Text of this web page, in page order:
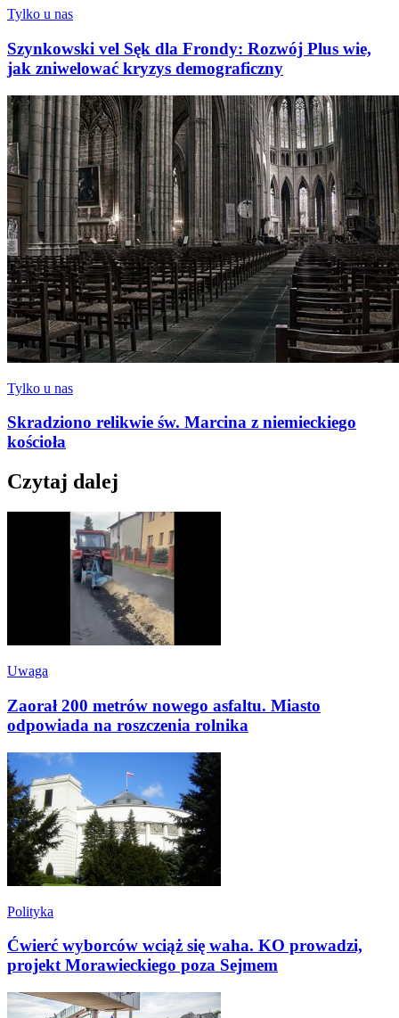
Tylko u nas
Szynkowski vel Sęk dla Frondy: Rozwój Plus wie,
jak zniwelować kryzys demograficzny
Tylko u nas
Skradziono relikwie św. Marcina z niemieckiego
kościoła
Czytaj dalej
Uwaga
Zaorał 200 metrów nowego asfaltu. Miasto
odpowiada na roszczenia rolnika
Polityka
Ćwierć wyborców wciąż się waha. KO prowadzi,
projekt Morawieckiego poza Sejmem